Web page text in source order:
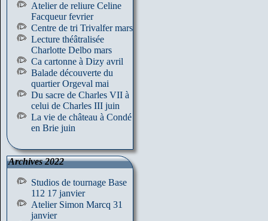
Atelier de reliure Celine
Facqueur fevrier
Centre de tri Trivalfer mars
Lecture théâtralisée
Charlotte Delbo mars
Ca cartonne à Dizy avril
Balade découverte du
quartier Orgeval mai
Du sacre de Charles VII à
celui de Charles III juin
La vie de château à Condé
en Brie juin
Archives 2022
Studios de tournage Base
112 17 janvier
Atelier Simon Marcq 31
janvier